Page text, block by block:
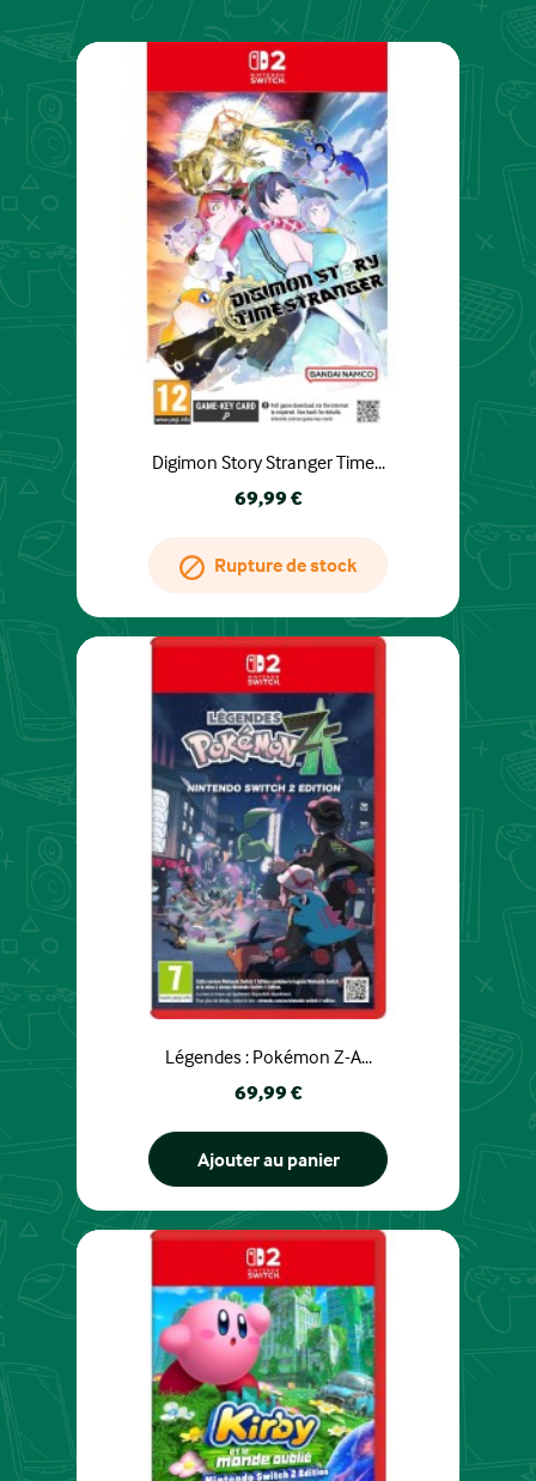
Digimon Story Stranger Time...
Prix
69,99 €
Rupture de stock
Légendes : Pokémon Z-A...
Prix
69,99 €
Ajouter au panier